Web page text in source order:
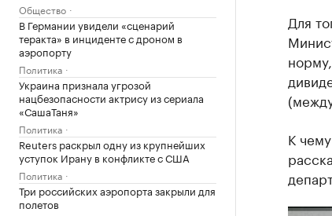
Общество
В Германии увидели «сценарий
теракта» в инциденте с дроном в
аэропорту
Политика
Украина признала угрозой
нацбезопасности актрису из сериала
«СашаТаня»
Политика
Reuters раскрыл одну из крупнейших
уступок Ирану в конфликте с США
Политика
Три российских аэропорта закрыли для
полетов
Для
К